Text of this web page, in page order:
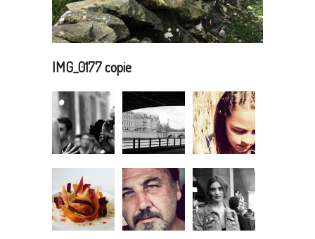
IMG_0177 copie